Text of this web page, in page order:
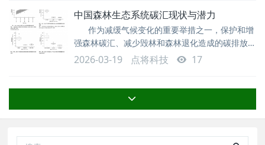
下根系样本稀缺的土遗址而设计。 以扬州蜀岗
古城墙土遗址为案例，我们整合了28个非标准采
样样地的探地雷达（GPR）实测
中国森林生态系统碳汇现状与潜力
作为减缓气候变化的重要举措之一，保护和增
强森林碳汇、减少毁林和森林退化造成的碳排放等
相关内容被纳入多项应对气候变化国际公约。
1992年«联合国气候变化框架公约(UNFCCC)»[１]
汇。 1997年«京都议定书»[２]第二条第1款将促进
可持续森林管理、造林和再造林作为保护和增强温
室气体汇和库的重要措施，同时在第三
2026-03-19 点将科技 17